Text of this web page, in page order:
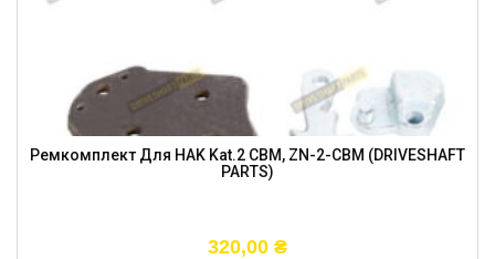
Ремкомплект Для HAK Kat.2 CBM, ZN-2-CBM (DRIVESHAFT
PARTS)
320,00 ₴